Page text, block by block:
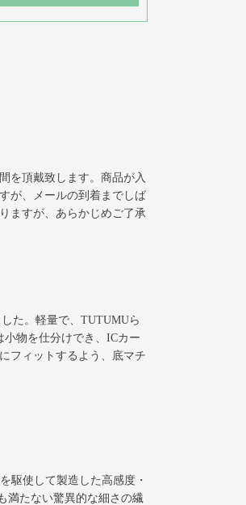
を頂戴致します。商品が入
が、メールの到着までしば
ますが、あらかじめご了承
た。軽量で、TUTUMUら
物を仕分けでき、ICカー
フィットするよう、底マチ
駆使して製造した高感度・
満たない驚異的な細さの繊